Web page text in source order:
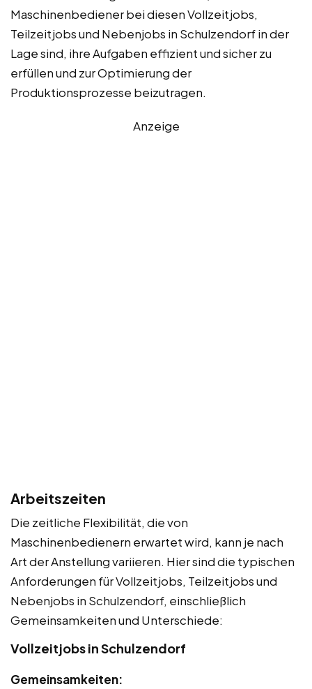
Maschinenbediener bei diesen Vollzeitjobs,
Teilzeitjobs und Nebenjobs in Schulzendorf in der
Lage sind, ihre Aufgaben effizient und sicher zu
erfüllen und zur Optimierung der
Produktionsprozesse beizutragen.
Anzeige
Arbeitszeiten
Die zeitliche Flexibilität, die von
Maschinenbedienern erwartet wird, kann je nach
Art der Anstellung variieren. Hier sind die typischen
Anforderungen für Vollzeitjobs, Teilzeitjobs und
Nebenjobs in Schulzendorf, einschließlich
Gemeinsamkeiten und Unterschiede:
Vollzeitjobs in Schulzendorf
Gemeinsamkeiten: